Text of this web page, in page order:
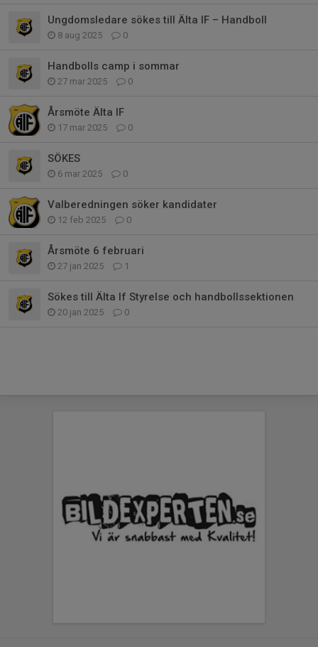
Ungdomsledare sökes till Älta IF – Handboll
8 aug 2025 0
Handbolls camp i sommar
27 mar 2025 0
Årsmöte Älta IF
17 mar 2025 0
SÖKES
6 mar 2025 0
Valberedningen söker kandidater
12 feb 2025 0
Årsmöte 6 februari
27 jan 2025 1
Sökes till Älta If Styrelse och handbollssektionen
20 jan 2025 0